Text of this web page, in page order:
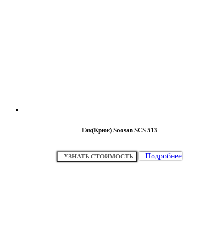
Гак(Крюк) Soosan SCS 513
УЗНАТЬ СТОИМОСТЬ Подробнее